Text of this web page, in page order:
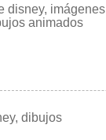
disney, imágenes
animados
dibujos